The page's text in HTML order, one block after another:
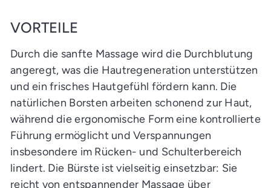
VORTEILE
Durch die sanfte Massage wird die Durchblutung
angeregt, was die Hautregeneration unterstützen
und ein frisches Hautgefühl fördern kann. Die
natürlichen Borsten arbeiten schonend zur Haut,
während die ergonomische Form eine kontrollierte
Führung ermöglicht und Verspannungen
insbesondere im Rücken- und Schulterbereich
lindert. Die Bürste ist vielseitig einsetzbar: Sie
reicht von entspannender Massage über